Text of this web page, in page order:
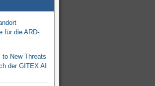
für die ARD-
New Threats
der GITEX AI